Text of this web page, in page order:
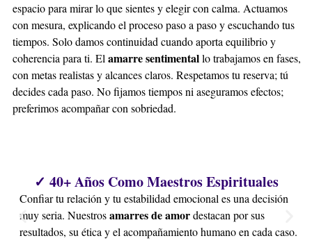
espacio para mirar lo que sientes y elegir con calma. Actuamos
con mesura, explicando el proceso paso a paso y escuchando tus
tiempos. Solo damos continuidad cuando aporta equilibrio y
coherencia para ti. Elamarre sentimentallo trabajamos en fases,
con metas realistas y alcances claros. Respetamos tu reserva; tú
decides cada paso. No fijamos tiempos ni aseguramos efectos;
preferimos acompañar con sobriedad.
✓ 40+ Años Como Maestros Espirituales
Confiar tu relación y tu estabilidad emocional es una decisión
muy seria. Nuestrosamarres de amordestacan por sus
resultados, su ética y el acompañamiento humano en cada caso.